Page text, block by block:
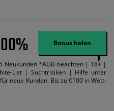
Bonus holen
Neukunden *AGB beachten | 18+ |
List | Suchtrisiken | Hilfe unter
neue Kunden. Bis zu €100 in Wett-
qualifizierende Einzahlung in
im gleichen Wert platzieren